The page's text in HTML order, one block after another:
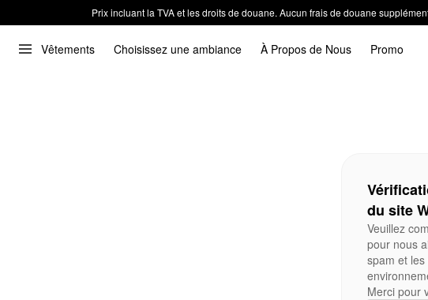
Prix incluant la TVA et les droits de douane. Aucun frais de douane
Vêtements Choisissez une ambiance À Propos de Nous Promo
du site
Veuillez
pour nous
spam et
Merci pour